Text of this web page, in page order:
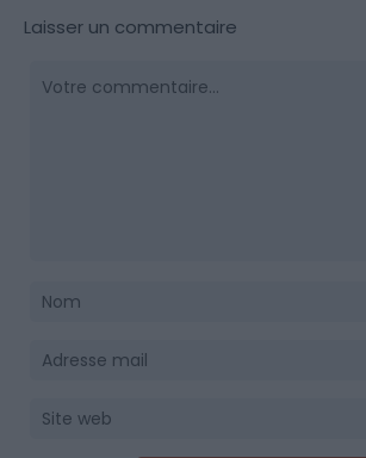
Laisser un commentaire